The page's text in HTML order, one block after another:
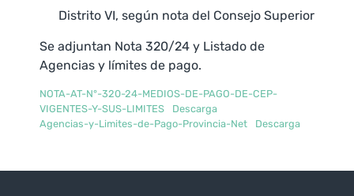
Distrito VI, según nota del Consejo Superior
Se adjuntan Nota 320/24 y Listado de
Agencias y límites de pago.
NOTA-AT-N°-320-24-MEDIOS-DE-PAGO-DE-CEP-
VIGENTES-Y-SUS-LIMITES
Descarga
Agencias-y-Limites-de-Pago-Provincia-Net
Descarga